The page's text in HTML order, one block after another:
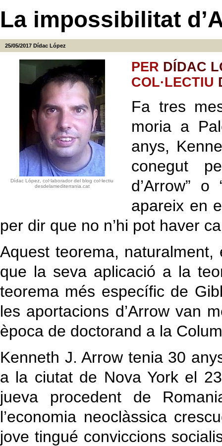
La impossibilitat
25/05/2017 Dídac López
Dídac López, col·laborador del blog col·lectiu
desdelamediterrania.cat
PER DÍDAC
COL·LECTIU
Fa tres
moria a
anys,
conegut
d’Arrow” o
apareix en
per dir que no n’hi pot haver
Aquest teorema,
que la seva aplicació a la
teorema més específic de
les aportacions d’Arrow van
època de doctorand a la
Kenneth J. Arrow tenia 30
a la ciutat de Nova York el
jueva procedent de
l’economia neoclàssica
jove tingué conviccions